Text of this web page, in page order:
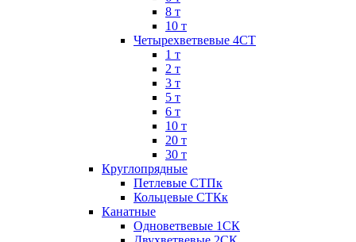
8 т
10 т
Четырехветвевые 4СТ
1 т
2 т
3 т
5 т
6 т
10 т
20 т
30 т
Круглопрядные
Петлевые СТПк
Кольцевые СТКк
Канатные
Одноветвевые 1СК